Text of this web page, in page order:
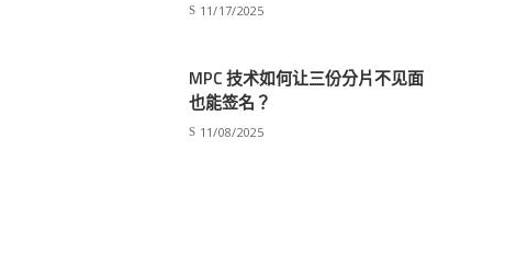
11/17/2025
MPC 技术如何让三份分片不见面
也能签名？
11/08/2025